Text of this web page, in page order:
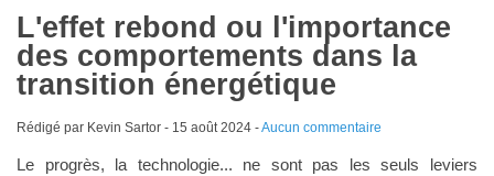
L'effet rebond ou l'importance
des comportements dans la
transition énergétique
Rédigé par Kevin Sartor - 15 août 2024-Aucun commentaire
Le progrès, la technologie... ne sont pas les seuls leviers